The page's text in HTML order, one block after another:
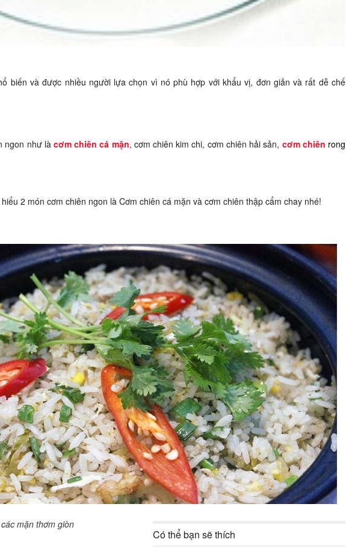
biến và được nhiều người lựa chọn vì nó phù hợp với khẩu vị, đơn giản và rất dễ chế
ngon như là cơm chiên cá mặn, cơm chiên kim chi, cơm chiên hải sản, cơm chiên rong
2 món cơm chiên ngon là Cơm chiên cá mặn và cơm chiên thập cẩm chay nhé!
Có thể bạn sẽ thích
mặn thơm giòn